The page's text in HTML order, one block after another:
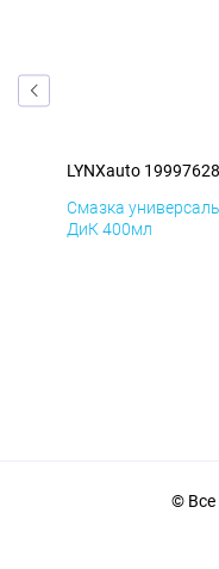
LYNXauto
Смазка
ДиК 400мл
©